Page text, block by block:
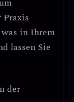
Praxis
in Ihrem
lassen Sie
der